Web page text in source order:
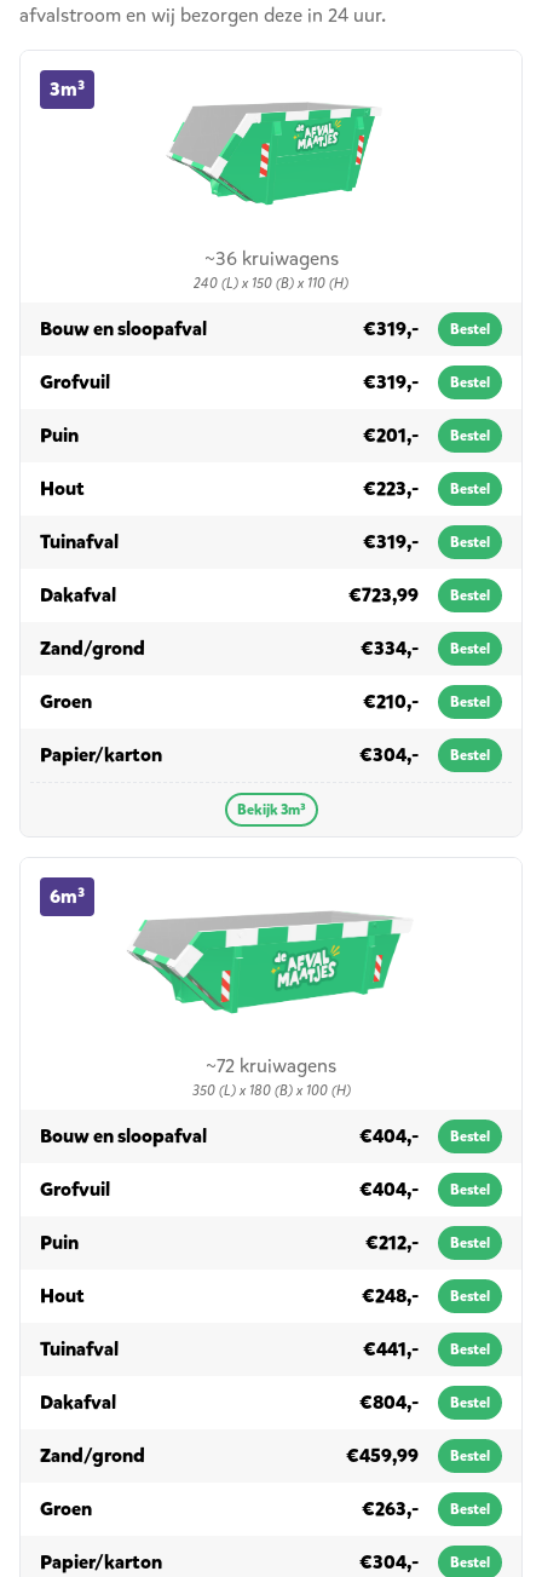
afvalstroom en wij bezorgen deze in 24 uur.
~36 kruiwagens
240 (L) x 150 (B) x 110 (H)
3m³
3m³ container huren
Bouw en sloopafvalin 3m³ €319,- Bestel
Grofvuilin 3m³ €319,- Bestel
Puinin 3m³ €201,- Bestel
Houtin 3m³ €223,- Bestel
Tuinafvalin 3m³ €319,- Bestel
Dakafvalin 3m³ €723,99 Bestel
Zand/grond €334,- Bestel
Groenin 3m³ €210,- Bestel
Papier/kartonin 3m³ €304,- Bestel
Bekijk 3m³
~72 kruiwagens
350 (L) x 180 (B) x 100 (H)
6m³
6m³ container huren
Bouw en sloopafvalin 6m³ €404,- Bestel
Grofvuilin 6m³ €404,- Bestel
Puinin 6m³ €212,- Bestel
Houtin 6m³ €248,- Bestel
Tuinafvalin 6m³ €441,- Bestel
Dakafvalin 6m³ €804,- Bestel
Zand/grond €459,99 Bestel
Groenin 6m³ €263,- Bestel
Papier/kartonin 6m³ €304,- Bestel